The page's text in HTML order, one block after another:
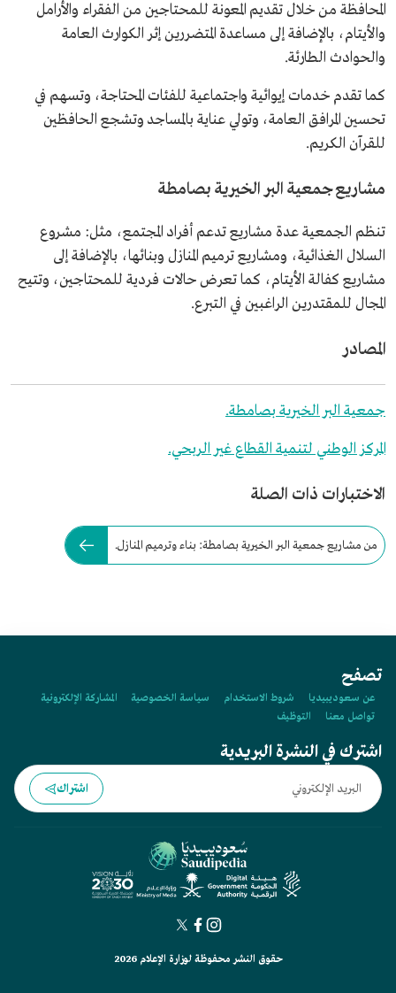
المحافظة من خلال تقديم المعونة للمحتاجين من الفقراء والأرامل
والأيتام، بالإضافة إلى مساعدة المتضررين إثر الكوارث العامة
والحوادث الطارئة.
كما تقدم خدمات إيوائية واجتماعية للفئات المحتاجة، وتسهم في
تحسين المرافق العامة، وتولي عناية بالمساجد وتشجع الحافظين
للقرآن الكريم.
مشاريع جمعية البر الخيرية بصامطة
تنظم الجمعية عدة مشاريع تدعم أفراد المجتمع، مثل: مشروع
السلال الغذائية، ومشاريع ترميم المنازل وبنائها، بالإضافة إلى
مشاريع كفالة الأيتام، كما تعرض حالات فردية للمحتاجين، وتتيح
المجال للمقتدرين الراغبين في التبرع.
المصادر
جمعية البر الخيرية بصامطة.
المركز الوطني لتنمية القطاع غير الربحي.
الاختبارات ذات الصلة
من مشاريع جمعية البر الخيرية بصامطة: بناء وترميم المنازل.
تصفح
عن سعوديبيديا شروط الاستخدام سياسة الخصوصية
المشاركة الإلكترونية
تواصل معنا
التوظيف
اشترك في النشرة البريدية
اشتراك
حقوق النشر محفوظة لوزارة الإعلام 2026